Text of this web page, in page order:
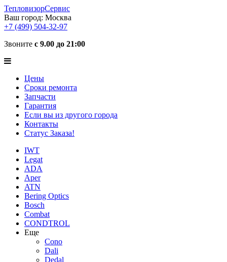
ТепловизорСервис
Ваш город: Москва
+7 (499) 504-32-97
Звоните с 9.00 до 21:00
Цены
Сроки ремонта
Запчасти
Гарантия
Если вы из другого города
Контакты
Статус Заказа!
IWT
Legat
ADA
Aper
ATN
Bering Optics
Bosch
Combat
CONDTROL
Еще
Cono
Dali
Dedal